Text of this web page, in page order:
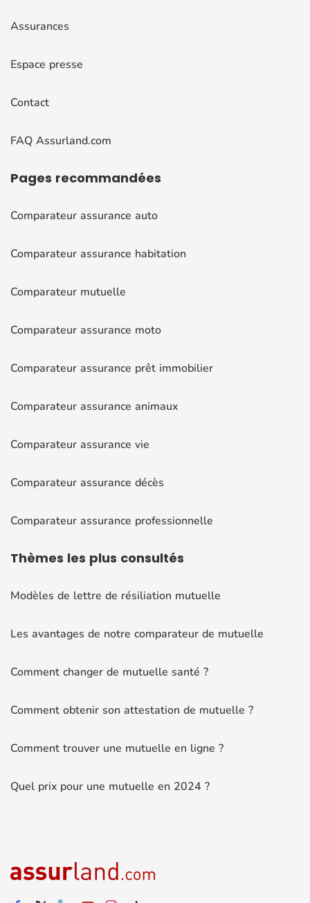
Assurances
Espace presse
Contact
FAQ Assurland.com
Pages recommandées
Comparateur assurance auto
Comparateur assurance habitation
Comparateur mutuelle
Comparateur assurance moto
Comparateur assurance prêt immobilier
Comparateur assurance animaux
Comparateur assurance vie
Comparateur assurance décès
Comparateur assurance professionnelle
Thèmes les plus consultés
Modèles de lettre de résiliation mutuelle
Les avantages de notre comparateur de mutuelle
Comment changer de mutuelle santé ?
Comment obtenir son attestation de mutuelle ?
Comment trouver une mutuelle en ligne ?
Quel prix pour une mutuelle en 2024 ?